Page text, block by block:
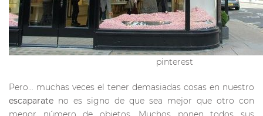
pinterest
Pero… muchas veces el tener demasiadas cosas en nuestro
escaparate no es signo de que sea mejor que otro con